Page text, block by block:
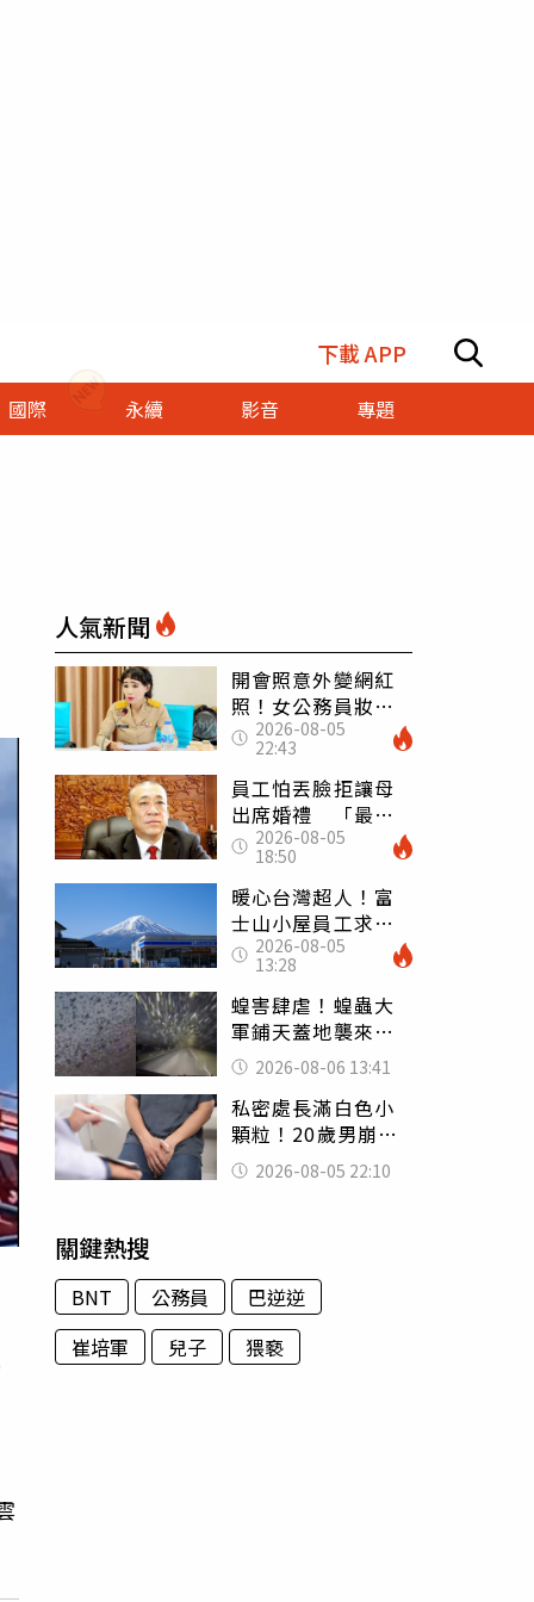
下載 APP
國際 永續 影音 專題
人氣新聞
開會照意外變網紅
照！女公務員妝容
掀2千則留言 本人
怒嗆：化妝有錯嗎
2026-08-05
22:43
員工怕丟臉拒讓母
出席婚禮 「最愛
發錢老闆」震怒開
除：我看不起你
2026-08-05
18:50
暖心台灣超人！富
士山小屋員工求助
「想活下去」 山
友狂背物資上山：
台灣真的是寶島
2026-08-05
13:28
蝗害肆虐！蝗蟲大
軍鋪天蓋地襲來宛
如末日 網驚：聖
經十災
2026-08-06 13:41
私密處長滿白色小
顆粒！20歲男崩潰
求診 醫曝5大真相
別再誤會
2026-08-05 22:10
關鍵熱搜
BNT 公務員
巴逆逆
崔培軍
兒子 猥褻